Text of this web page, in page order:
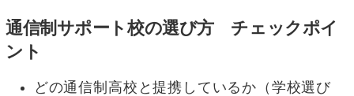
通信制サポート校の選び方 チェックポイ
ント
どの通信制高校と提携しているか（学校選び